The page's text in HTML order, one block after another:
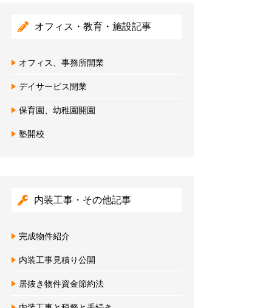
オフィス・教育・施設記事
オフィス、事務所開業
デイサービス開業
保育園、幼稚園開園
塾開校
内装工事・その他記事
完成物件紹介
内装工事見積り公開
居抜き物件資金節約法